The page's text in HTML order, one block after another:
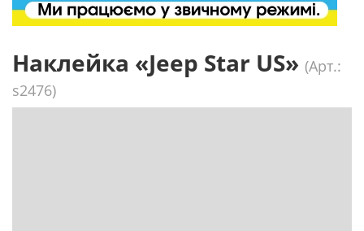
Наклейка «Jeep Star US» (Арт.:
s2476)